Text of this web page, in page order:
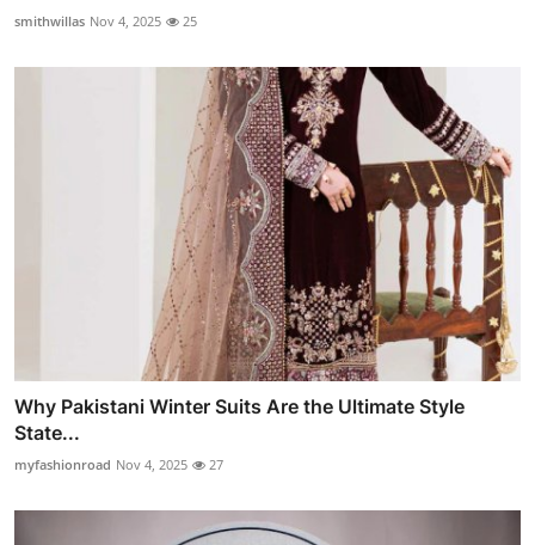
smithwillas Nov 4, 2025 25
Why Pakistani Winter Suits Are the Ultimate Style
State...
myfashionroad Nov 4, 2025 27